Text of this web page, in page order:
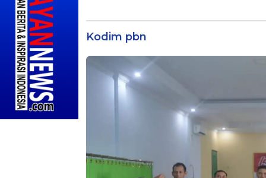
Kodim pbn